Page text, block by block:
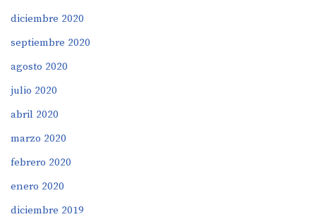
diciembre 2020
septiembre 2020
agosto 2020
julio 2020
abril 2020
marzo 2020
febrero 2020
enero 2020
diciembre 2019